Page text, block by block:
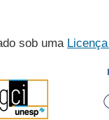
sob uma